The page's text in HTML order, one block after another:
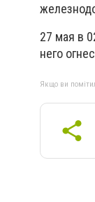
27 мая в
него
Якщо ви